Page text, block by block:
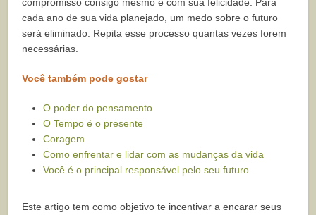
cada ano de sua vida planejado, um medo sobre o futuro
será eliminado. Repita esse processo quantas vezes forem
necessárias.
Você também pode gostar
O poder do pensamento
O Tempo é o presente
Coragem
Como enfrentar e lidar com as mudanças da vida
Você é o principal responsável pelo seu futuro
Este artigo tem como objetivo te incentivar a encarar seus